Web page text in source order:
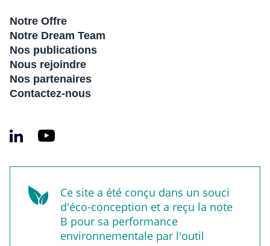
Notre Offre
Notre Dream Team
Nos publications
Nous rejoindre
Nos partenaires
Contactez-nous
Ce site a été conçu dans un souci
d'éco-conception et a reçu la note
B pour sa performance
environnementale par l'outil